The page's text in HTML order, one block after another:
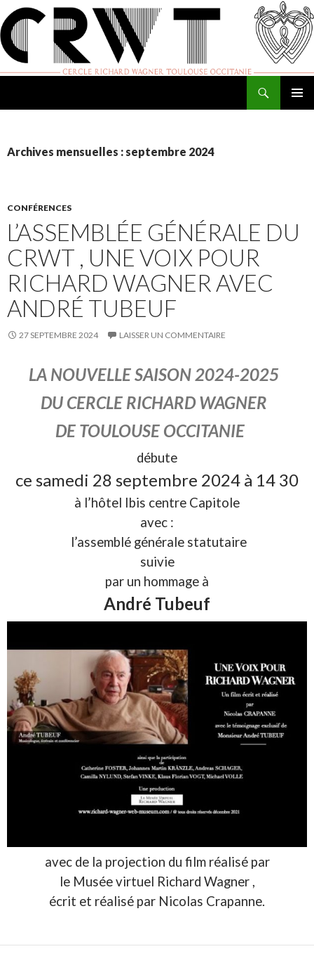
Archives mensuelles : septembre 2024
CONFÉRENCES
L’ASSEMBLÉE GÉNÉRALE DU
CRWT , UNE VOIX POUR
RICHARD WAGNER AVEC
ANDRÉ TUBEUF
27 SEPTEMBRE 2024 LAISSER UN COMMENTAIRE
LA NOUVELLE SAISON 2024-2025
DU CERCLE RICHARD WAGNER
DE TOULOUSE OCCITANIE
débute
ce samedi 28 septembre 2024 à 14 30
à l’hôtel Ibis centre Capitole
avec :
l’assemblé générale statutaire
suivie
par un hommage à
André Tubeuf
avec de la projection du film réalisé par
le Musée virtuel Richard Wagner ,
écrit et réalisé par Nicolas Crapanne.